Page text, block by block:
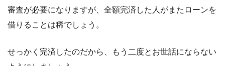
審査が必要になりますが、全額完済した人がまたローンを
借りることは稀でしょう。
せっかく完済したのだから、もう二度とお世話にならない